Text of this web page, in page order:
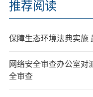
推荐阅读
保障生态环境法典实施
网络安全审查办公室对
全审查